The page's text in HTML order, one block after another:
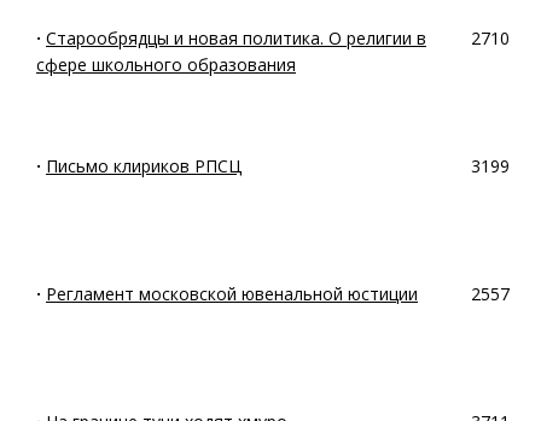
· Старообрядцы и новая политика. О религии в
сфере школьного образования
2710
· Письмо клириков РПСЦ 3199
· Регламент московской ювенальной юстиции 2557